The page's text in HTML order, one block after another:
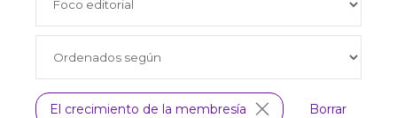
El crecimiento de la membresía
Borrar